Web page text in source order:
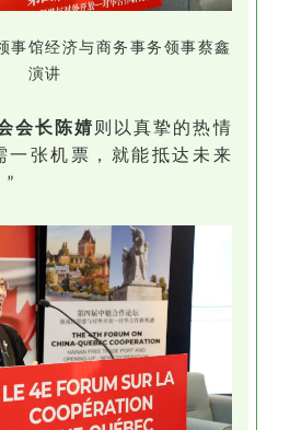
事馆经济与商务事务领事蔡鑫
演讲
会长陈婧则以真挚的热情
一张机票，就能抵达未来
”